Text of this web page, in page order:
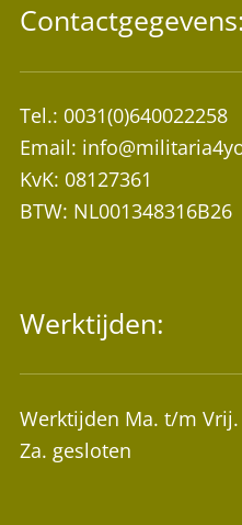
Contactgegevens:
Tel.: 0031(0)640022258
Email:
KvK: 08127361
BTW: NL001348316B26
Werktijden:
Werktijden Ma. t/m
Za. gesloten